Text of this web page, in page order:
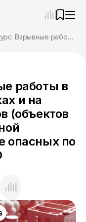
Онлайн курс Взрывные работы в подземных выработках и на поверхности рудников (объектов горнорудной и нерудной промышленности), не опасных по газу или пыли от ИПО
работы в
и на
(объектов
опасных по
Подберу
вашим
вопросов,